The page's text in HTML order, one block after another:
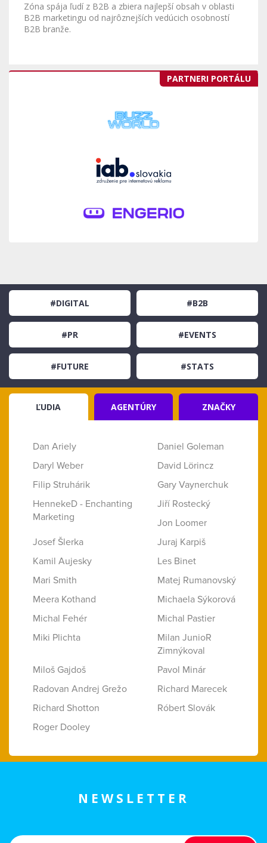
Zóna spája ľudí z B2B a zbiera najlepší obsah v oblasti
B2B marketingu od najrôznejších vedúcich osobností
B2B branže.
PARTNERI PORTÁLU
#DIGITAL #B2B
#PR #EVENTS
#FUTURE #STATS
ĽUDIA AGENTÚRY ZNAČKY
Dan Ariely
Daniel Goleman
Daryl Weber
David Lörincz
Filip Struhárik
Gary Vaynerchuk
HennekeD - Enchanting
Marketing
Jiří Rostecký
Jon Loomer
Josef Šlerka
Juraj Karpiš
Kamil Aujesky
Les Binet
Mari Smith
Matej Rumanovský
Meera Kothand
Michaela Sýkorová
Michal Fehér
Michal Pastier
Miki Plichta
Milan JunioR
Zimnýkoval
Miloš Gajdoš
Pavol Minár
Radovan Andrej Grežo
Richard Marecek
Richard Shotton
Róbert Slovák
Roger Dooley
NEWSLETTER